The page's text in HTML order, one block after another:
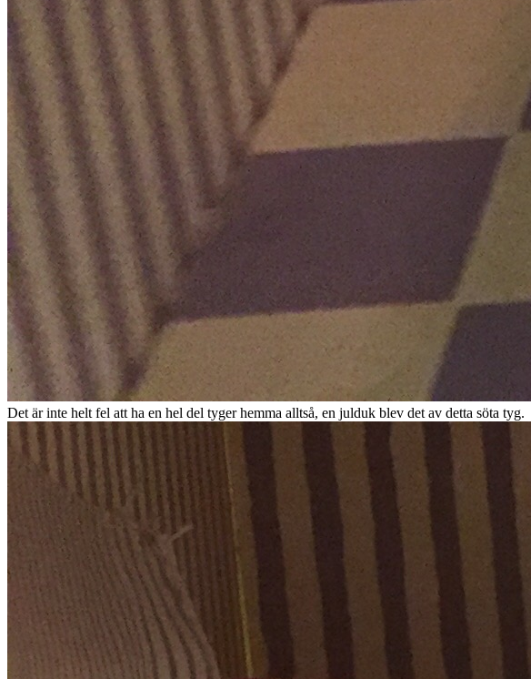
Det är inte helt fel att ha en hel del tyger hemma alltså, en julduk blev det av detta söta tyg.